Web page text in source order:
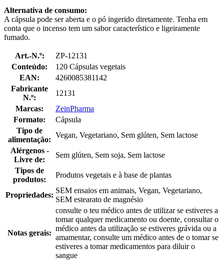
Alternativa de consumo:
A cápsula pode ser aberta e o pó ingerido diretamente. Tenha em
conta que o incenso tem um sabor característico e ligeiramente
fumado.
Art.-N.º:
ZP-12131
Conteúdo:
120 Cápsulas vegetais
EAN:
4260085381142
Fabricante
N.º:
12131
Marcas:
ZeinPharma
Formato:
Cápsula
Tipo de
alimentação:
Vegan, Vegetariano, Sem glúten, Sem lactose
Alérgenos -
Livre de:
Sem glúten, Sem soja, Sem lactose
Tipos de
produtos:
Produtos vegetais e à base de plantas
Propriedades:
SEM ensaios em animais, Vegan, Vegetariano,
SEM estearato de magnésio
Notas gerais:
consulte o teu médico antes de utilizar se estiveres a
tomar qualquer medicamento ou doente, consultar o
médico antes da utilização se estiveres grávida ou a
amamentar, consulte um médico antes de o tomar se
estiveres a tomar medicamentos para diluir o
sangue